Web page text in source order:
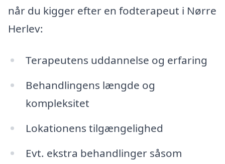
når du kigger efter en fodterapeut i Nørre
Herlev:
Terapeutens uddannelse og erfaring
Behandlingens længde og
kompleksitet
Lokationens tilgængelighed
Evt. ekstra behandlinger såsom